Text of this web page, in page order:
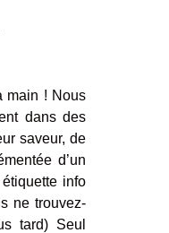
main ! Nous
dans des
saveur, de
d’un
info
ne trouvez-
tard) Seul